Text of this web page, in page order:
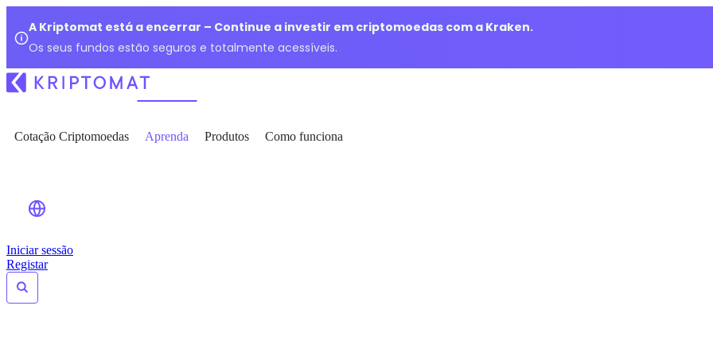
A Kriptomat está a encerrar – Continue a investir em criptomoedas com a Kraken.
Os seus fundos estão seguros e totalmente acessíveis.
Cotação Criptomoedas Aprenda Produtos Como funciona
Iniciar sessão
Registar